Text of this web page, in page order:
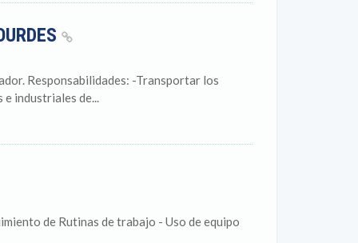
Responsabilidades: -Transportar los
industriales de...
de Rutinas de trabajo - Uso de equipo